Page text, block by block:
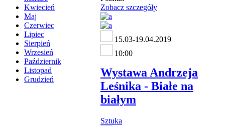
Kwiecień
Maj
Czerwiec
Lipiec
Sierpień
Wrzesień
Październik
Listopad
Grudzień
Zobacz szczegóły
15.03-19.04.2019
10:00
Wystawa Andrzeja
Leśnika - Białe na
białym
Sztuka